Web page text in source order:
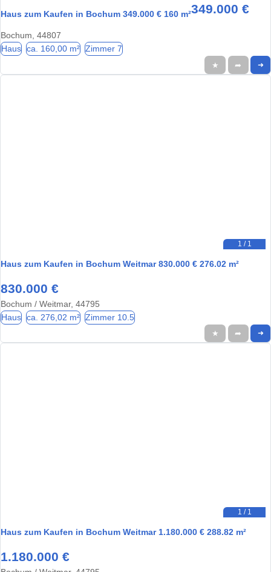
Haus zum Kaufen in Bochum 349.000 € 160 m²349.000 €
Bochum, 44807
Haus ca. 160,00 m² Zimmer 7
★ ➦ ➜
1 / 1
Haus zum Kaufen in Bochum Weitmar 830.000 € 276.02 m²
830.000 €
Bochum / Weitmar, 44795
Haus ca. 276,02 m² Zimmer 10.5
★ ➦ ➜
1 / 1
Haus zum Kaufen in Bochum Weitmar 1.180.000 € 288.82 m²
1.180.000 €